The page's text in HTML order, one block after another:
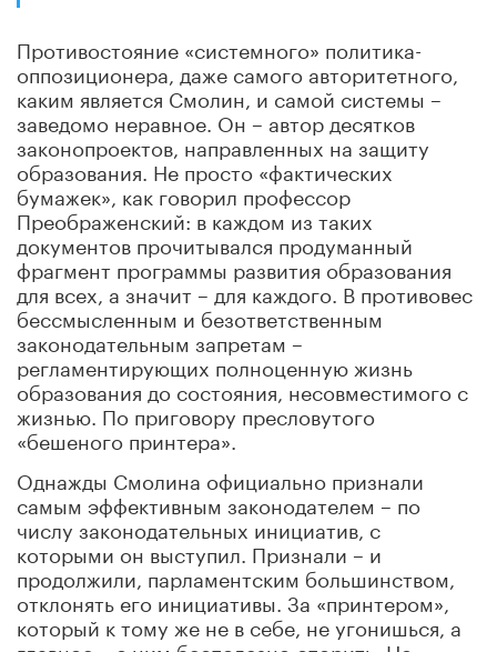
Противостояние «системного» политика-
оппозиционера, даже самого авторитетного,
каким является Смолин, и самой системы –
заведомо неравное. Он – автор десятков
законопроектов, направленных на защиту
образования. Не просто «фактических
бумажек», как говорил профессор
Преображенский: в каждом из таких
документов прочитывался продуманный
фрагмент программы развития образования
для всех, а значит – для каждого. В противовес
бессмысленным и безответственным
законодательным запретам –
регламентирующих полноценную жизнь
образования до состояния, несовместимого с
жизнью. По приговору пресловутого
«бешеного принтера».
Однажды Смолина официально признали
самым эффективным законодателем – по
числу законодательных инициатив, с
которыми он выступил. Признали – и
продолжили, парламентским большинством,
отклонять его инициативы. За «принтером»,
который к тому же не в себе, не угонишься, а